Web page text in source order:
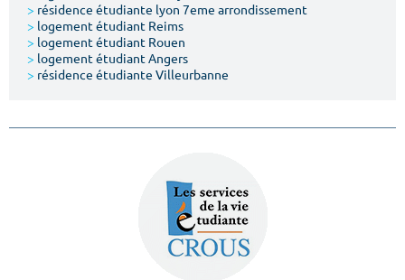
> résidence étudiante lyon 7eme arrondissement
> logement étudiant Reims
> logement étudiant Rouen
> logement étudiant Angers
> résidence étudiante Villeurbanne